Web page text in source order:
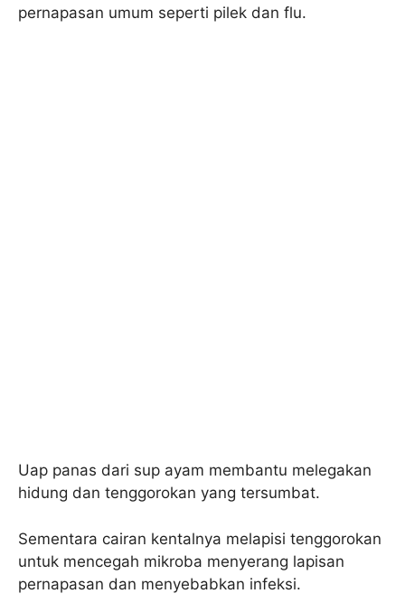
pernapasan umum seperti pilek dan flu.
Uap panas dari sup ayam membantu melegakan
hidung dan tenggorokan yang tersumbat.
Sementara cairan kentalnya melapisi tenggorokan
untuk mencegah mikroba menyerang lapisan
pernapasan dan menyebabkan infeksi.